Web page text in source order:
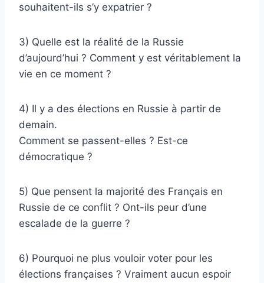
souhaitent-ils s’y expatrier ?
3) Quelle est la réalité de la Russie
d’aujourd’hui ? Comment y est véritablement la
vie en ce moment ?
4) Il y a des élections en Russie à partir de
demain.
Comment se passent-elles ? Est-ce
démocratique ?
5) Que pensent la majorité des Français en
Russie de ce conflit ? Ont-ils peur d’une
escalade de la guerre ?
6) Pourquoi ne plus vouloir voter pour les
élections françaises ? Vraiment aucun espoir